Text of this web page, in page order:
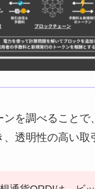
を調べることで
透明性の高い取